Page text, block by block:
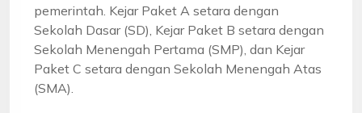
pemerintah. Kejar Paket A setara dengan
Sekolah Dasar (SD), Kejar Paket B setara dengan
Sekolah Menengah Pertama (SMP), dan Kejar
Paket C setara dengan Sekolah Menengah Atas
(SMA).